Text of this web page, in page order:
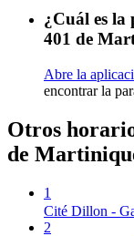
¿Cuál es la
401 de
Abre la
encontrar la
Otros
de
1
Cité Dillon -
2